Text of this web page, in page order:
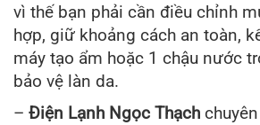
vì thế bạn phải cần điều chỉnh
hợp, giữ khoảng cách an toàn,
máy tạo ẩm hoặc 1 chậu nước
bảo vệ làn da.
– Điện Lạnh Ngọc Thạch